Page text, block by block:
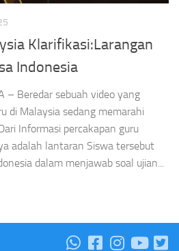
Klarifikasi:Larangan
Indonesia
– Beredar sebuah video yang
di Malaysia sedang memarahi
Informasi percakapan guru
adalah lantaran Siswa tersebut
dalam menjawab soal ujian...